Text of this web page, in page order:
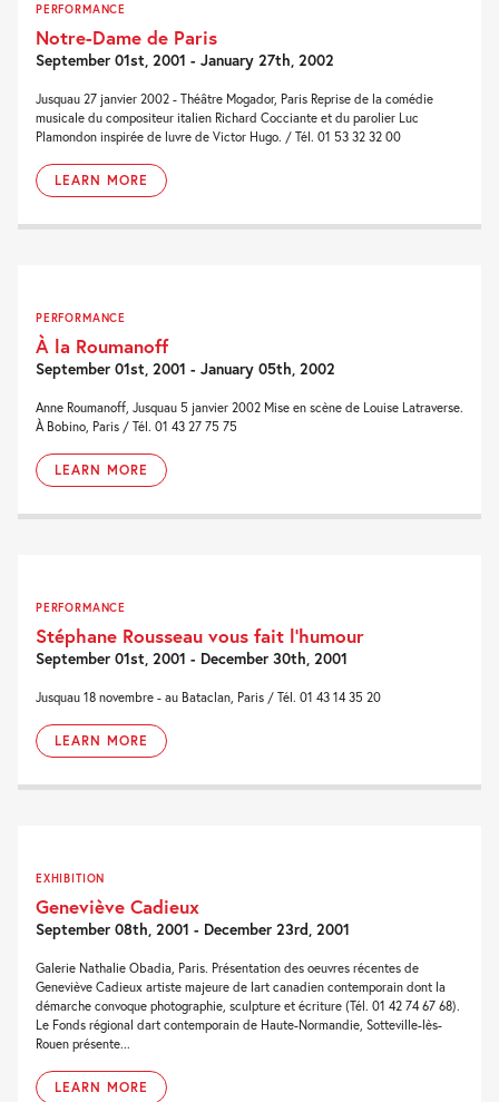
PERFORMANCE
Notre-Dame de Paris
September 01st, 2001 - January 27th, 2002
Jusquau 27 janvier 2002 - Théâtre Mogador, Paris Reprise de la comédie
musicale du compositeur italien Richard Cocciante et du parolier Luc
Plamondon inspirée de luvre de Victor Hugo. / Tél. 01 53 32 32 00
LEARN MORE
PERFORMANCE
À la Roumanoff
September 01st, 2001 - January 05th, 2002
Anne Roumanoff, Jusquau 5 janvier 2002 Mise en scène de Louise Latraverse.
À Bobino, Paris / Tél. 01 43 27 75 75
LEARN MORE
PERFORMANCE
Stéphane Rousseau vous fait l’humour
September 01st, 2001 - December 30th, 2001
Jusquau 18 novembre - au Bataclan, Paris / Tél. 01 43 14 35 20
LEARN MORE
EXHIBITION
Geneviève Cadieux
September 08th, 2001 - December 23rd, 2001
Galerie Nathalie Obadia, Paris. Présentation des oeuvres récentes de
Geneviève Cadieux artiste majeure de lart canadien contemporain dont la
démarche convoque photographie, sculpture et écriture (Tél. 01 42 74 67 68).
Le Fonds régional dart contemporain de Haute-Normandie, Sotteville-lès-
Rouen présente...
LEARN MORE